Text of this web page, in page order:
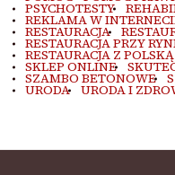
PSYCHOTESTY
REKLAMA W
RESTAURACJA
RESTAURACJA PRZY
RESTAURACJA Z
SKLEP ONLINE
SZAMBO BETONOWE
URODA URODA I